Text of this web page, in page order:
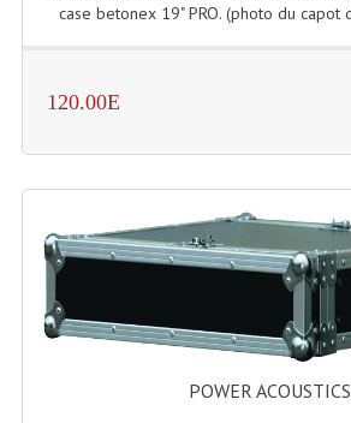
Tweeters Pour
Lecteurs Cd À Plats
Lecteurs Cd À Plats
Lecteurs Double Cd Mixage
Lecteurs Lasers Simple Et Mp3
case betonex 19" PRO. (photo du capot
120.00E
POWER ACOUSTICS